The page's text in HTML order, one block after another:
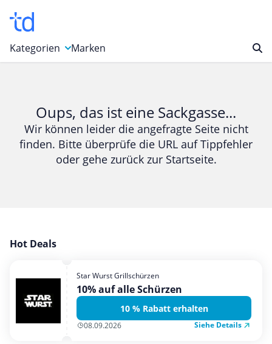
Kategorien
Bücher & Magazine
Computer & Elektronik
Entertainment & Media
Garten, Haushalt & Tiere
Mobilfunk & Internet
Mode & Accessoires
Shopping
Marken
Oups, das ist eine Sackgasse...
Wir können leider die angefragte Seite nicht
finden. Bitte überprüfe die URL auf Tippfehler
oder gehe zurück zur Startseite.
Hot Deals
Star Wurst Grillschürzen
10% auf alle Schürzen
10 % Rabatt erhalten
08.09.2026 Siehe Details